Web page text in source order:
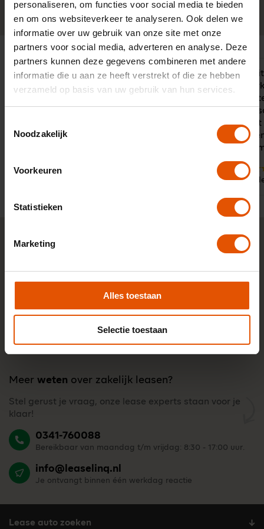
personaliseren, om functies voor social media te bieden
en om ons websiteverkeer te analyseren. Ook delen we
informatie over uw gebruik van onze site met onze
partners voor social media, adverteren en analyse. Deze
partners kunnen deze gegevens combineren met andere
informatie die u aan ze heeft verstrekt of die ze hebben
verzameld op basis van uw gebruik van hun services.
Noodzakelijk
Voorkeuren
Statistieken
Marketing
Alles toestaan
Selectie toestaan
0341-760088 Neem contact op
Zeer prettig en professioneel contact
met Victor van Putten, die zich
10 Door:
Dhr. van Weenen, Hazerswoude-
"Ik heb
jullie
zéér
opvolging
plezier om
10 Door:
Dhr.
Meer weten over zakelijk leasen?
Stel gerust je vraag, onze lease experts staan voor je
klaar!
0341-760088
Bereikbaar van maandag t/m vrijdag: 8:30 - 17:00 uur.
info@leaselinq.nl
Je ontvangt binnen één werkdag reactie
Lease auto zoeken